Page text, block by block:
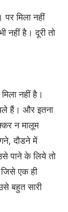
मिला नहीं
नहीं है। दूरी तो
नहीं है।
हैं। और इतना
न मालूम
दौडने में
पाने के लिये तो
जिसे एक ही
बहुत सारी